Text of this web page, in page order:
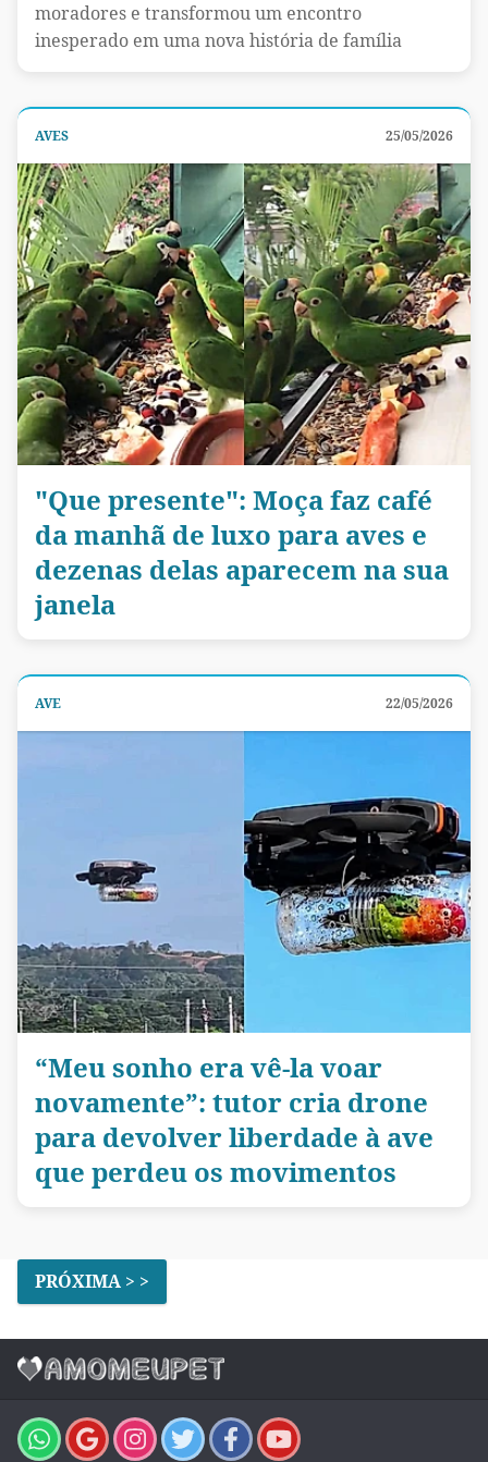
moradores e transformou um encontro
inesperado em uma nova história de família
AVES 25/05/2026
"Que presente": Moça faz café
da manhã de luxo para aves e
dezenas delas aparecem na sua
janela
AVE 22/05/2026
“Meu sonho era vê-la voar
novamente”: tutor cria drone
para devolver liberdade à ave
que perdeu os movimentos
PRÓXIMA > >